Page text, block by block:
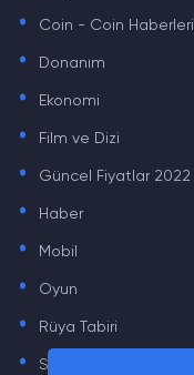
Coin - Coin Haberleri
. Donanım
. Ekonomi
. Film ve Dizi
. Güncel Fiyatlar 2022
. Haber
. Mobil
. Oyun
. Rüya Tabiri
. Sinema